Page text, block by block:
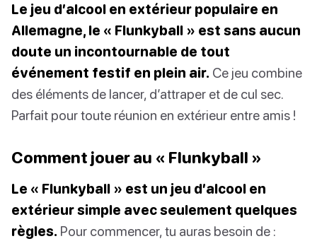
Le jeu d’alcool en extérieur populaire en
Allemagne, le « Flunkyball » est sans aucun
doute un incontournable de tout
événement festif en plein air. Ce jeu combine
des éléments de lancer, d’attraper et de cul sec.
Parfait pour toute réunion en extérieur entre amis !
Comment jouer au « Flunkyball »
Le « Flunkyball » est un jeu d’alcool en
extérieur simple avec seulement quelques
règles. Pour commencer, tu auras besoin de :